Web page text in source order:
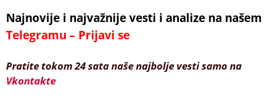
Najnovije i najvažnije vesti i analize na našem
Telegramu – Prijavi se
Pratite tokom 24 sata naše najbolje vesti samo na
Vkontakte